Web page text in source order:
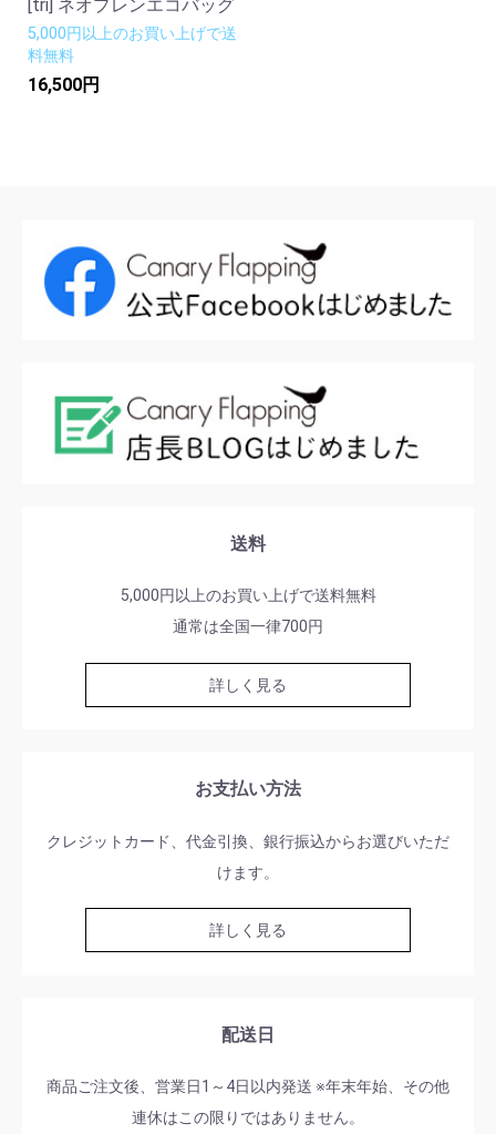
[tri] ネオプレンエコバッグ
5,000円以上のお買い上げで送
料無料
16,500円
送料
5,000円以上のお買い上げで送料無料
通常は全国一律700円
詳しく見る
お支払い方法
クレジットカード、代金引換、銀行振込からお選びいただ
けます。
詳しく見る
配送日
商品ご注文後、営業日1～4日以内発送 ※年末年始、その他
連休はこの限りではありません。